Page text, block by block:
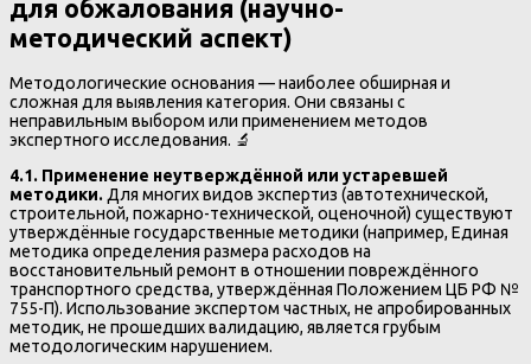
для обжалования (научно-
методический аспект)
Методологические основания — наиболее обширная и
сложная для выявления категория. Они связаны с
неправильным выбором или применением методов
экспертного исследования. 🔬
4.1. Применение неутверждённой или устаревшей
методики.Для многих видов экспертиз (автотехнической,
строительной, пожарно-технической, оценочной) существуют
утверждённые государственные методики (например, Единая
методика определения размера расходов на
восстановительный ремонт в отношении повреждённого
транспортного средства, утверждённая Положением ЦБ РФ №
755-П). Использование экспертом частных, не апробированных
методик, не прошедших валидацию, является грубым
методологическим нарушением.